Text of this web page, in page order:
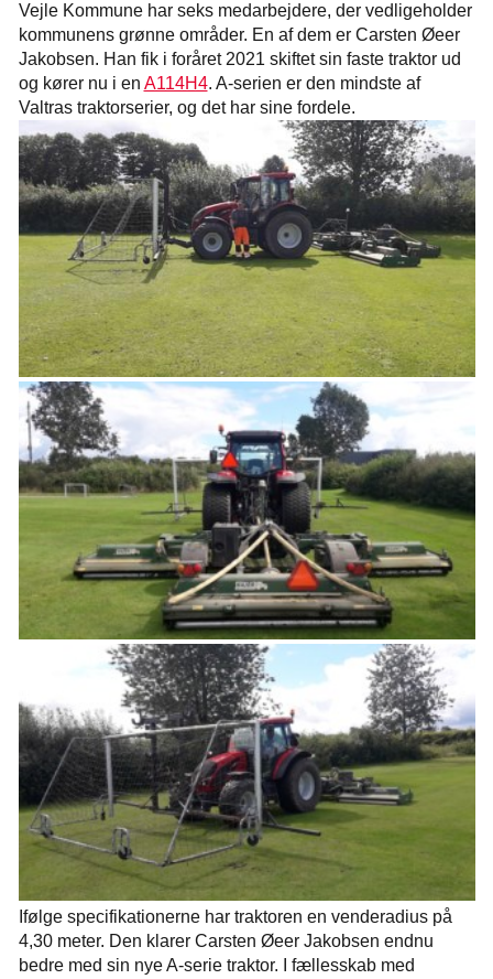
Vejle Kommune har seks medarbejdere, der vedligeholder
kommunens grønne områder. En af dem er Carsten Øeer
Jakobsen. Han fik i foråret 2021 skiftet sin faste traktor ud
og kører nu i en A114H4. A-serien er den mindste af
Valtras traktorserier, og det har sine fordele.
Ifølge specifikationerne har traktoren en venderadius på
4,30 meter. Den klarer Carsten Øeer Jakobsen endnu
bedre med sin nye A-serie traktor. I fællesskab med